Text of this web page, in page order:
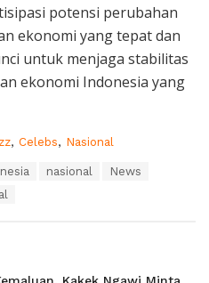
potensi perubahan
ekonomi yang tepat dan
untuk menjaga stabilitas
ekonomi Indonesia yang
, Celebs, Nasional
nasional
News
Kakek Ngawi Minta